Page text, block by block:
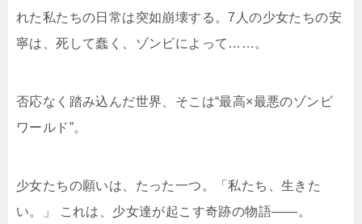
れた私たちの日常は突如崩壊する。7人の少女たちの安
寧は、死して蠢く、ゾンビによって……。
否応なく踏み込んだ世界、そこは“最高×最悪のゾンビ
ワールド”。
少女たちの願いは、たった一つ。「私たち、生きた
い。」 これは、少女達が起こす奇跡の物語――。